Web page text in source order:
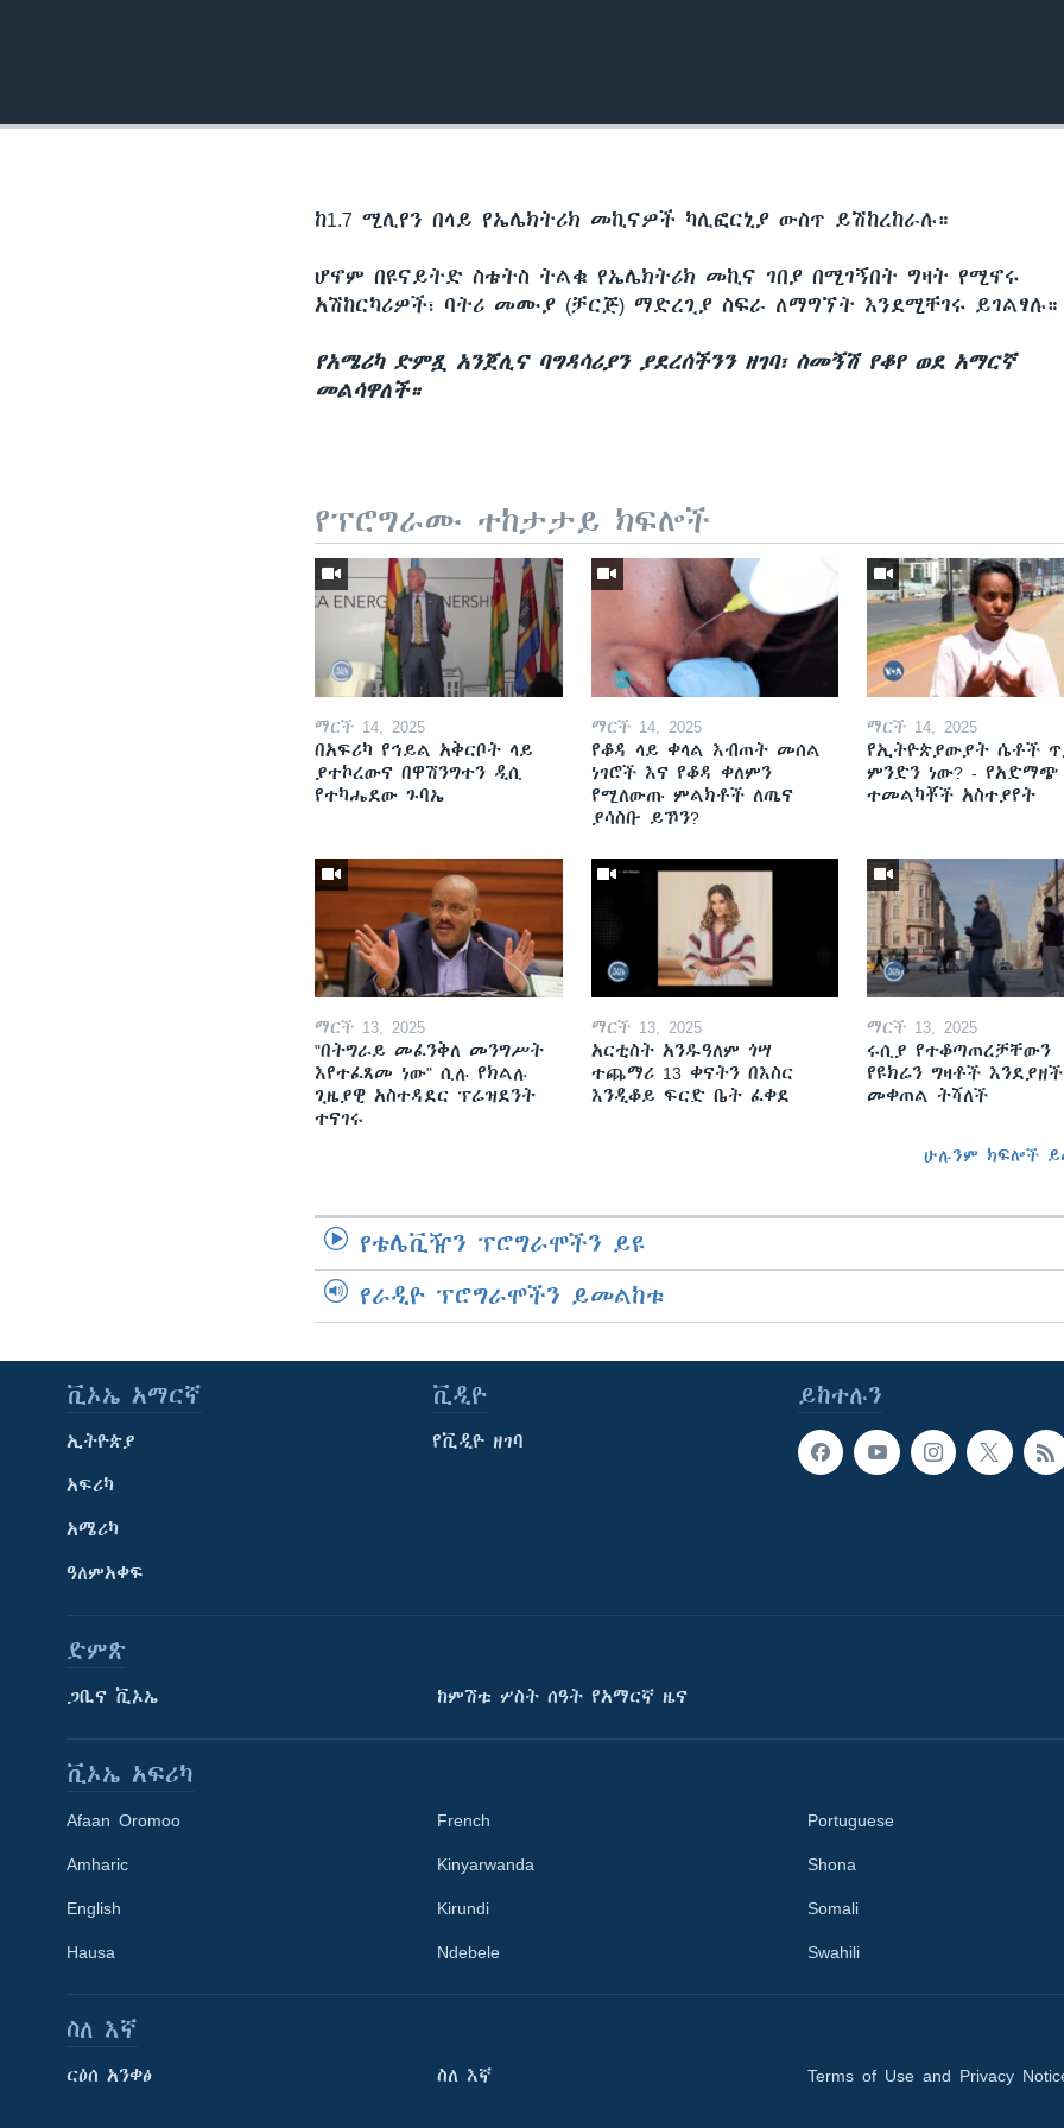
Learning English
ቋንቋዎች
ከ1.7 ሚሊየን በላይ የኤሌክትሪክ መኪናዎች ካሊፎርኒያ ውስጥ ይሽከረከራሉ።
ሆኖም በዩናይትድ ስቴትስ ትልቁ የኤሌክትሪክ መኪና ገበያ በሚገኝበት ግዛት የሚኖሩ
አሽከርካሪዎች፣ ባትሪ መሙያ (ቻርጅ) ማድረጊያ ስፍራ ለማግኘት እንደሚቸገሩ ይገልፃሉ።
የአሜሪካ ድምጿ አንጀሊና ባግዳሳሪያን ያደረሰችንን ዘገባ፣ ስመኝሽ የቆየ ወደ አማርኛ
መልሳዋለች።
የፕሮግራሙ ተከታታይ ክፍሎች
ማርች 14, 2025
በአፍሪካ የኅይል አቅርቦት ላይ
ያተኮረውና በዋሽንግተን ዲሲ
የተካሔደው ጉባኤ
ማርች 14, 2025
የቆዳ ላይ ቀላል እብጠት መሰል
ነገሮች እና የቆዳ ቀለምን
የሚለውጡ ምልክቶች ለጤና
ያሳስቡ ይኾን?
ማርች 14, 2025
የኢትዮጵያውያት ሴቶች
ምንድን ነው? - የአድማጭ
ተመልካቾች አስተያየት
ማርች 13, 2025
"በትግራይ መፈንቅለ መንግሥት
እየተፈጸመ ነው" ሲሉ የክልሉ
ጊዜያዊ አስተዳደር ፕሬዝደንት
ተናገሩ
ማርች 13, 2025
አርቲስት አንዱዓለም ጎሣ
ተጨማሪ 13 ቀናትን በእስር
እንዲቆይ ፍርድ ቤት ፈቀደ
ማርች 13, 2025
ሩሲያ የተቆጣጠረቻቸውን
የዩክሬን ግዛቶች እንደያዘች
መቀጠል ትሻለች
ሁሉንም ክፍሎች
የቴሌቪዥን ፕሮግራሞችን ይዩ
የራዲዮ ፕሮግራሞችን ይመልከቱ
ይከተሉን
ቪኦኤ አማርኛ
ኢትዮጵያ
አፍሪካ
አሜሪካ
ዓለምአቀፍ
ቪዲዮ
የቪዲዮ ዘገባ
ድምጽ
ጋቢና ቪኦኤ ከምሽቱ ሦስት ሰዓት የአማርኛ ዜና
ቪኦኤ አፍሪካ
Afaan Oromoo
Amharic
English
Hausa
French
Kinyarwanda
Kirundi
Ndebele
Portuguese
Shona
Somali
Swahili
ስለ እኛ
ርዕሰ አንቀፅ ስለ እኛ Terms of Use and Privacy